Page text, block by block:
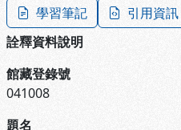
學習筆記 引用資訊
詮釋資料說明
館藏登錄號
041008
題名